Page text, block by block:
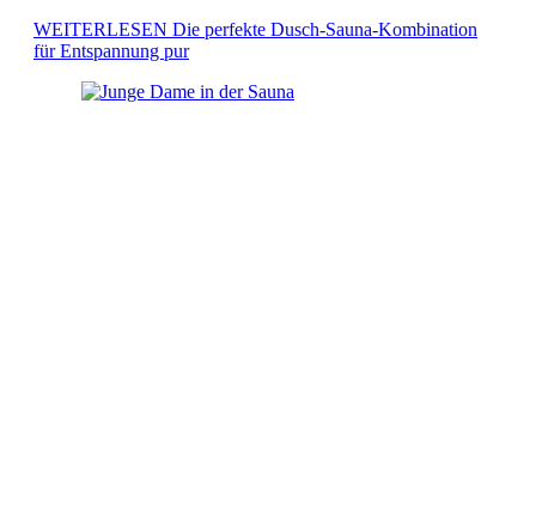
einer Sauna mit dem erfrischenden Erlebnis einer Dusche […]
WEITERLESEN Die perfekte Dusch-Sauna-Kombination
für Entspannung pur